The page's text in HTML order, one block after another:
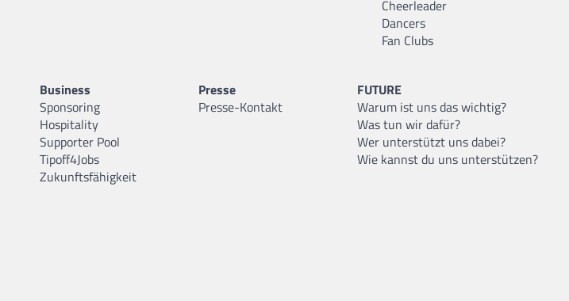
Cheerleader
Dancers
Fan Clubs
Business
Sponsoring
Hospitality
Supporter Pool
Tipoff4Jobs
Zukunftsfähigkeit
Presse
Presse-Kontakt
FUTURE
Warum ist uns das wichtig?
Was tun wir dafür?
Wer unterstützt uns dabei?
Wie kannst du uns unterstützen?